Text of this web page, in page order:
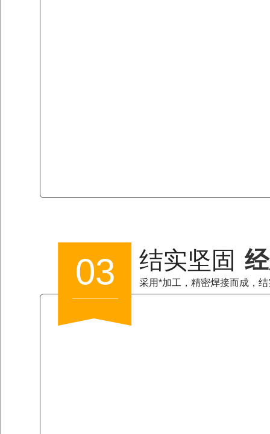
03 结实坚固
采用*加工，精密焊接而成，